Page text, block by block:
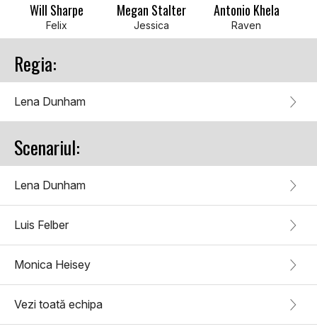
Will Sharpe
Felix
Megan Stalter
Jessica
Antonio Khela
Raven
Regia:
Lena Dunham
Scenariul:
Lena Dunham
Luis Felber
Monica Heisey
Vezi toată echipa